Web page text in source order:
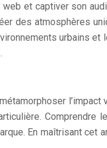
et captiver son
des atmosphères
urbains et
En maîtrisant